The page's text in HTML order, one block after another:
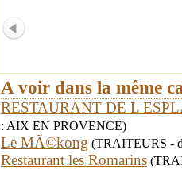
A voir dans la même
RESTAURANT DE L
: AIX EN PROVENCE)
Le MÃ©kong (TRAITEURS -
Restaurant les Romarins